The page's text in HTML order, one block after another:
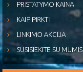
PRISTATYMO KAINA
KAIP PIRKTI
LINKIMO AKCIJA
SUSISIEKITE SU MUMIS